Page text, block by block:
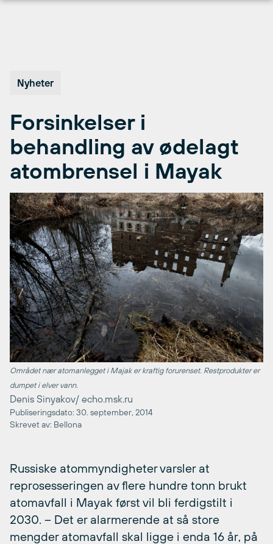
Nyheter
Forsinkelser i
behandling av ødelagt
atombrensel i Mayak
Området nær atomanlegget i Majak er kraftig forurenset. Restprodukter er
dumpet i elver vann.
Denis Sinyakov/ echo.msk.ru
Publiseringsdato: 30. september, 2014
Skrevet av: Bellona
Russiske atommyndigheter varsler at
reprosesseringen av flere hundre tonn brukt
atomavfall i Mayak først vil bli ferdigstilt i
2030. – Det er alarmerende at så store
mengder atomavfall skal ligge i enda 16 år, på